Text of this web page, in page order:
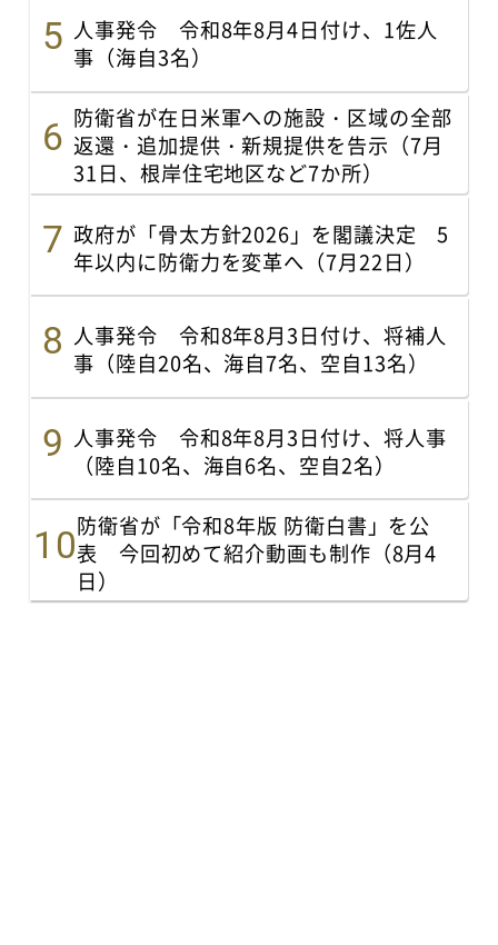
人事発令 令和8年8月4日付け、1佐人
事（海自3名）
防衛省が在日米軍への施設・区域の全部
返還・追加提供・新規提供を告示（7月
31日、根岸住宅地区など7か所）
政府が「骨太方針2026」を閣議決定 5
年以内に防衛力を変革へ（7月22日）
人事発令 令和8年8月3日付け、将補人
事（陸自20名、海自7名、空自13名）
人事発令 令和8年8月3日付け、将人事
（陸自10名、海自6名、空自2名）
防衛省が「令和8年版 防衛白書」を公
表 今回初めて紹介動画も制作（8月4
日）